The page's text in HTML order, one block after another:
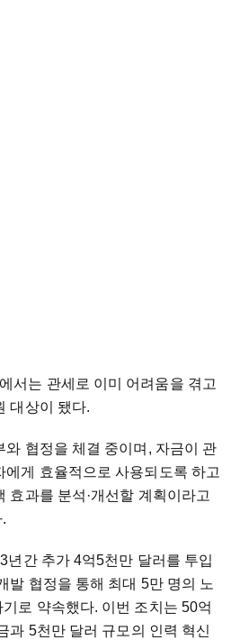
서는 관세로 이미 어려움을 겪고
대상이 됐다.
와 협정을 체결 중이며, 자금이 관
게 효율적으로 사용되도록 하고
효과를 분석·개선할 계획이라고
년간 추가 4억5천만 달러를 투입
발 협정을 통해 최대 5만 명의 노
로 약속했다. 이번 조치는 50억
과 5천만 달러 규모의 인력 혁신